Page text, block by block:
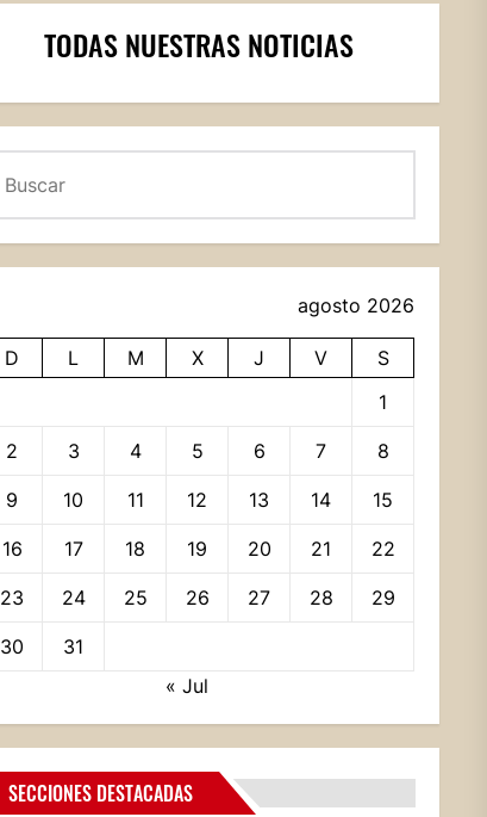
TODAS NUESTRAS NOTICIAS
agosto 2026
D L M X J V
S
1
2 3 4 5 6 7 8
9 10 11 12 13 14 15
16 17 18 19 20 21 22
23 24 25 26 27 28 29
30
31
« Jul
SECCIONES DESTACADAS